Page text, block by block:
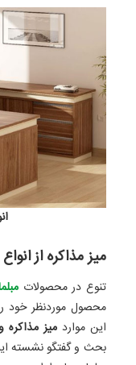
میز مذاکره از
تنوع در محصولات
محصول موردنظر خود
این مواردمیز مذاکره
بحث و گفتگو نشسته‌